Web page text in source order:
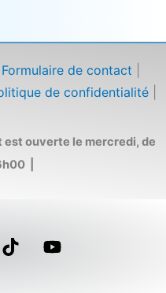
Formulaire de contact
de confidentialité|
est ouverte le mercredi, de
|